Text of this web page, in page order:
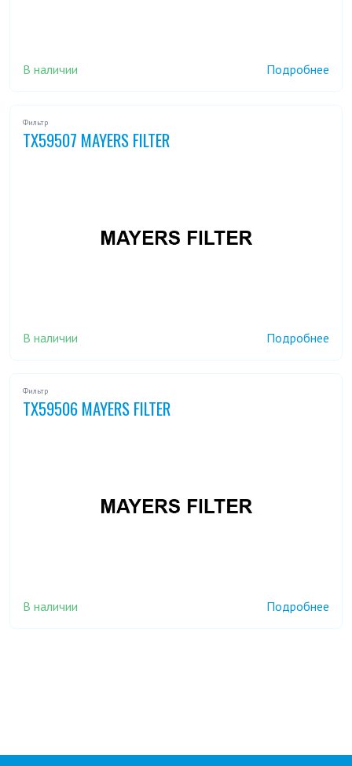
В наличии Подробнее
Фильтр
TX59507 MAYERS FILTER
В наличии Подробнее
Фильтр
TX59506 MAYERS FILTER
В наличии Подробнее